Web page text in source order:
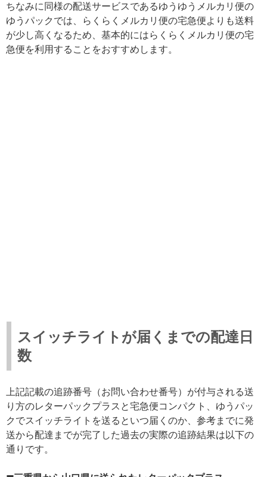
ちなみに同様の配送サービスであるゆうゆうメルカリ便の
ゆうパックでは、らくらくメルカリ便の宅急便よりも送料
が少し高くなるため、基本的にはらくらくメルカリ便の宅
急便を利用することをおすすめします。
スイッチライトが届くまでの配達日
数
上記記載の追跡番号（お問い合わせ番号）が付与される送
り方のレターパックプラスと宅急便コンパクト、ゆうパッ
クでスイッチライトを送るといつ届くのか、参考までに発
送から配達までが完了した過去の実際の追跡結果は以下の
通りです。